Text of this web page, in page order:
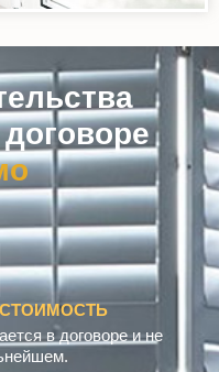
сть
в договоре и не